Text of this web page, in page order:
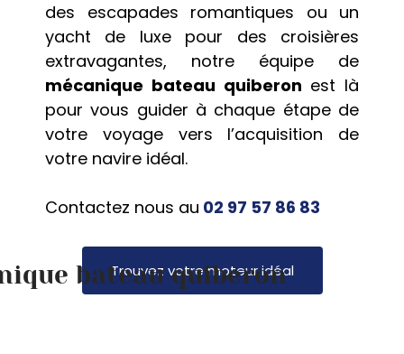
des escapades romantiques ou un
yacht de luxe pour des croisières
extravagantes, notre équipe de
mécanique bateau quiberon est là
pour vous guider à chaque étape de
votre voyage vers l’acquisition de
votre navire idéal.
Contactez nous au 02 97 57 86 83
Trouvez votre moteur idéal
bateau quiberon